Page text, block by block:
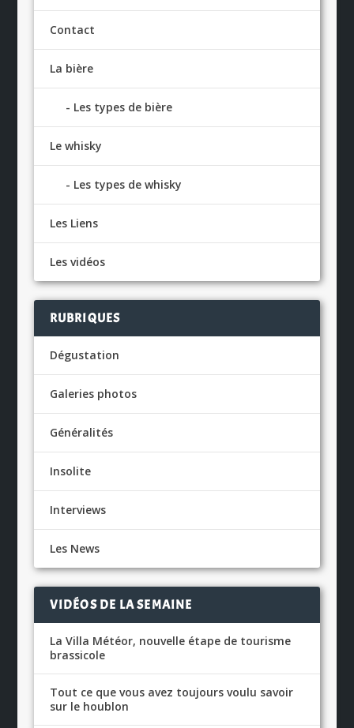
Contact
La bière
Les types de bière
Le whisky
Les types de whisky
Les Liens
Les vidéos
RUBRIQUES
Dégustation
Galeries photos
Généralités
Insolite
Interviews
Les News
VIDÉOS DE LA SEMAINE
La Villa Météor, nouvelle étape de tourisme
brassicole
Tout ce que vous avez toujours voulu savoir
sur le houblon